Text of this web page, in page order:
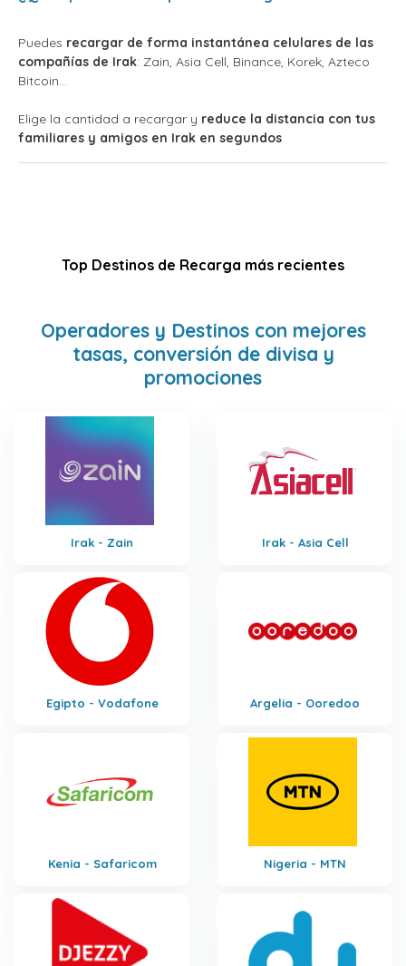
Puedes recargar de forma instantánea celulares de las
compañías de Irak: Zain, Asia Cell, Binance, Korek, Azteco
Bitcoin...
Elige la cantidad a recargar y reduce la distancia con tus
familiares y amigos en Irak en segundos
Top Destinos de Recarga más recientes
Operadores y Destinos con mejores
tasas, conversión de divisa y
promociones
Irak - Zain Irak - Asia Cell
Egipto - Vodafone Argelia - Ooredoo
Kenia - Safaricom Nigeria - MTN